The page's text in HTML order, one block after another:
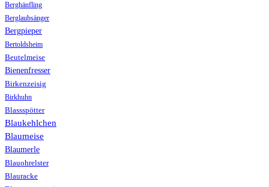
Berghänfling
Berglaubsänger
Bergpieper
Bertoldsheim
Beutelmeise
Bienenfresser
Birkenzeisig
Birkhuhn
Blassspötter
Blaukehlchen
Blaumeise
Blaumerle
Blauohrelster
Blauracke